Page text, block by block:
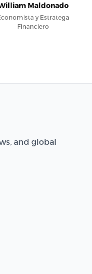
Maldonado
y Estratega
Financiero
and global